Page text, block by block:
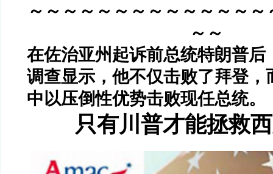
～～～～～～～～～～～～～
～～
在佐治亚州起诉前总统特朗普后
调查显示，他不仅击败了拜登，
中以压倒性优势击败现任总统。
只有川普才能拯救